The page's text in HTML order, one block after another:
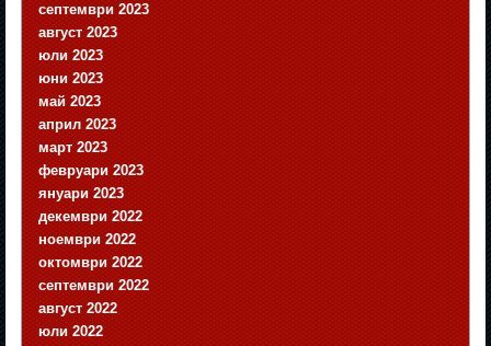
септември 2023
август 2023
юли 2023
юни 2023
май 2023
април 2023
март 2023
февруари 2023
януари 2023
декември 2022
ноември 2022
октомври 2022
септември 2022
август 2022
юли 2022